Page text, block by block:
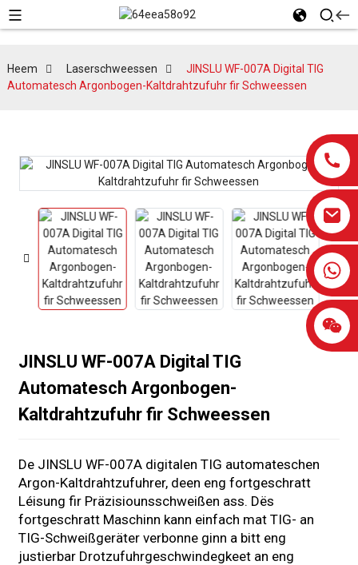
0086-13959638906
Heem Laserschweessen
JINSLU WF-007A Digital TIG
Automatesch Argonbogen-Kaltdrahtzufuhr fir Schweessen
JINSLU WF-007A Digital TIG
Automatesch Argonbogen-
Kaltdrahtzufuhr fir Schweessen
De JINSLU WF-007A digitalen TIG automateschen
Argon-Kaltdrahtzufuhrer, deen eng fortgeschratt
Léisung fir Präzisiounsschweißen ass. Dës
fortgeschratt Maschinn kann einfach mat TIG- an
TIG-Schweißgeräter verbonne ginn a bitt eng
justierbar Drotzufuhrgeschwindegkeet an eng